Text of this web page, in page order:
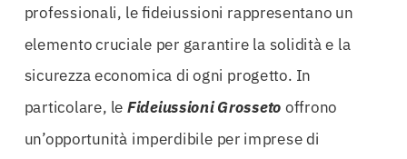
professionali, le fideiussioni rappresentano un
elemento cruciale per garantire la solidità e la
sicurezza economica di ogni progetto. In
particolare, le Fideiussioni Grosseto offrono
un’opportunità imperdibile per imprese di